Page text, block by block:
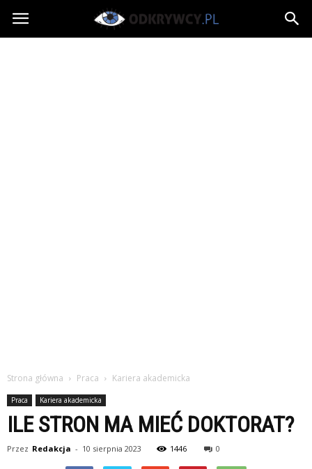
Odkrywcy.pl
Strona główna Praca Kariera akademicka
Praca Kariera akademicka
ILE STRON MA MIEĆ DOKTORAT?
Przez Redakcja - 10 sierpnia 2023 1446 0